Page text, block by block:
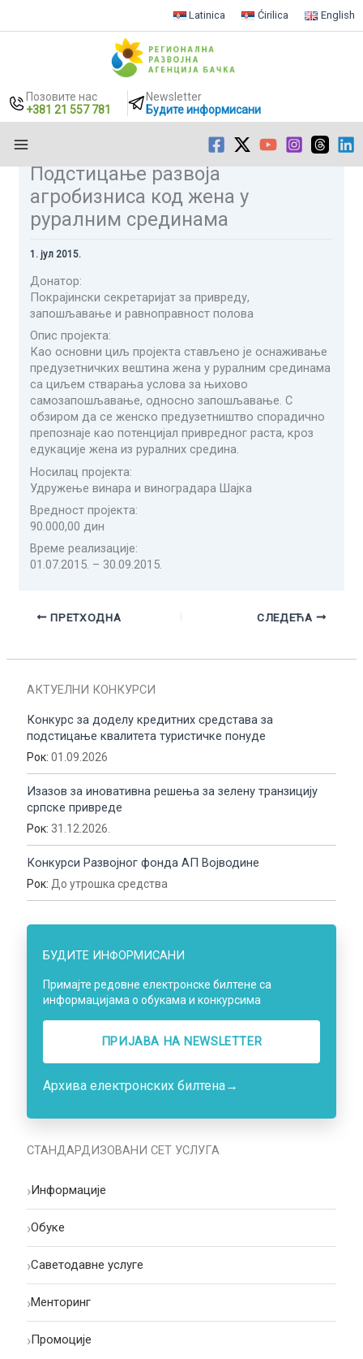
садржај
Latinica Ćirilica English
Позовите нас
+381 21 557 781
Newsletter
Будите информисани
Подстицање развоја
агробизниса код жена у
руралним срединама
1. јул 2015.
Донатор:
Покрајински секретаријат за привреду,
запошљавање и равноправност полова
Опис пројекта:
Као основни циљ пројекта стављено је оснаживање
предузетничких вештина жена у руралним срединама
са циљем стварања услова за њихово
самозапошљавање, односно запошљавање. С
обзиром да се женско предузетништво спорадично
препознаје као потенцијал привредног раста, кроз
едукације жена из руралних средина.
Носилац пројекта:
Удружење винара и виноградара Шајка
Вредност пројекта:
90.000,00 дин
Време реализације:
01.07.2015. – 30.09.2015.
ПРЕТХОДНА СЛЕДЕЋА
АКТУЕЛНИ КОНКУРСИ
Конкурс за доделу кредитних средстава за
подстицање квалитета туристичке понуде
Рок: 01.09.2026
Изазов за иновативна решења за зелену транзицију
српске привреде
Рок: 31.12.2026.
Конкурси Развојног фонда АП Војводине
Рок: До утрошка средства
БУДИТЕ ИНФОРМИСАНИ
Примајте редовне електронске билтене са
информацијама о обукама и конкурсима
ПРИЈАВА НA NEWSLETTER
Архива електронских билтена→
СТАНДАРДИЗОВАНИ СЕТ УСЛУГА
›Информације
›Oбуке
›Саветодавне услуге
›Менторинг
›Промоције